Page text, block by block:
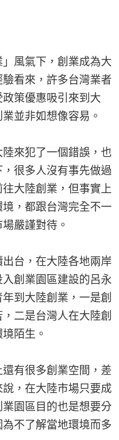
風氣下，創業成為大
看來，許多台灣業者
策優惠吸引來到大
並非如想像容易。
來犯了一個錯誤，也
很多人沒有事先做過
大陸創業，但事實上
，都跟台灣完全不一
嚴謹對待。
台，在大陸各地兩岸
創業園區建設的呂永
到大陸創業，一是創
二是台灣人在大陸創
陌生。
有很多創業空間，差
，在大陸市場只要成
園區目的也是想要分
不了解當地環境而多